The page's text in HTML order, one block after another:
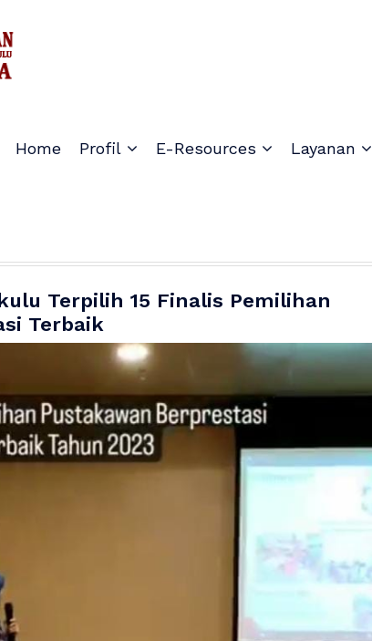
Home Profil E-Resources Layanan
Terpilih 15 Finalis Pemilihan
Terbaik